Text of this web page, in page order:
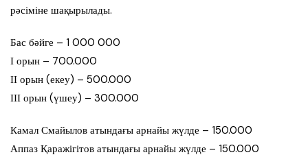
рәсіміне шақырылады.
Бас бәйге – 1 000 000
І орын – 700.000
ІІ орын (екеу) – 500.000
ІІІ орын (үшеу) – 300.000
Камал Смайылов атындағы арнайы жүлде – 150.000
Аппаз Қаражігітов атындағы арнайы жүлде – 150.000